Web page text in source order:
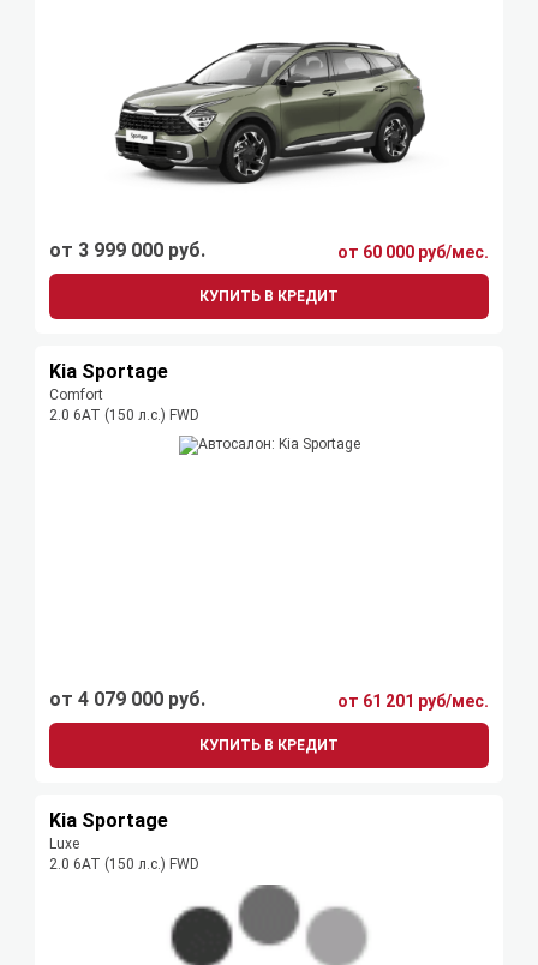
от 3 999 000 руб. от 60 000 руб/мес.
КУПИТЬ В КРЕДИТ
Kia Sportage
Comfort
2.0 6AT (150 л.с.) FWD
от 4 079 000 руб. от 61 201 руб/мес.
КУПИТЬ В КРЕДИТ
Kia Sportage
Luxe
2.0 6AT (150 л.с.) FWD